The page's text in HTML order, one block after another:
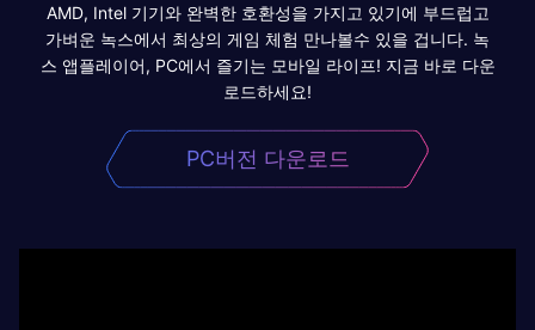
AMD, Intel 기기와 완벽한 호환성을 가지고 있기에 부드럽고
가벼운 녹스에서 최상의 게임 체험 만나볼수 있을 겁니다. 녹
스 앱플레이어, PC에서 즐기는 모바일 라이프! 지금 바로 다운
로드하세요!
PC버전 다운로드